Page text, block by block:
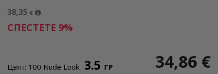
38,35 €
СПЕСТЕТЕ 9%
Цвят: 100 Nude Look 3.5 ГР
34,86 €